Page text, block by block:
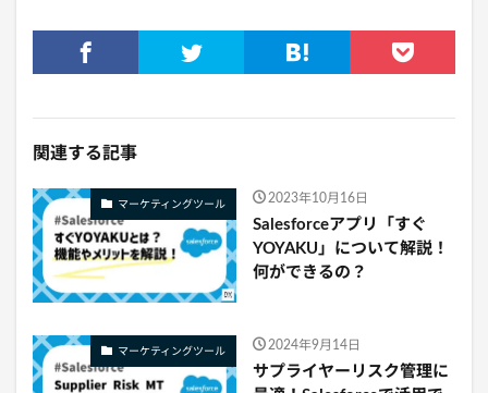
関連する記事
マーケティングツール 2023年10月16日
Salesforceアプリ「すぐ
YOYAKU」について解説！
何ができるの？
マーケティングツール 2024年9月14日
サプライヤーリスク管理に